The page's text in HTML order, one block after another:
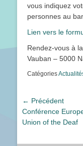
vous indiquez
personnes au
Lien vers le
Rendez-vous à
Vauban – 5000
Catégories
Navigation
de
l’article
← Précédent
Article
précédent :
Conférence
Union of the Deaf